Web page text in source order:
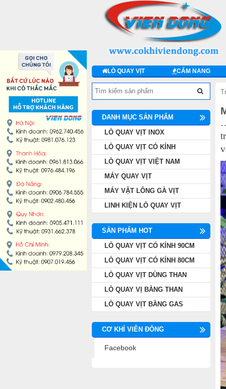
LÒ QUAY VỊT CẨM NANG
DANH MỤC SẢN PHẨM
LÒ QUAY VỊT INOX
LÒ QUAY VỊT CÓ KÍNH
LÒ QUAY VỊT VIỆT NAM
MÁY QUAY VỊT
MÁY VẶT LÔNG GÀ VỊT
LINH KIỆN LÒ QUAY VỊT
SẢN PHẨM HOT
LÒ QUAY VỊT CÓ KÍNH 90CM
LÒ QUAY VỊT CÓ KÍNH 80CM
LÒ QUAY VỊT DÙNG THAN
LÒ QUAY VỊ BẰNG THAN
LÒ QUAY VỊT BẰNG GAS
CƠ KHÍ VIỄN ĐÔNG
Facebook
LÒ QUAY VỊT CÓ KÍNH
LÒ QUAY VỊT VIỆT NAM
MÁY QUAY VỊT
MÁY VẶT LÔNG GÀ VỊT
LINH KIỆN LÒ QUAY VỊT
MÁY CHẾ BIẾN THỊT
THIẾT BỊ KHÁC